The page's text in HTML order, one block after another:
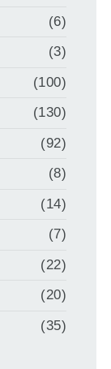
(6)
(3)
(100)
(130)
(92)
(8)
(14)
(7)
(22)
(20)
(35)